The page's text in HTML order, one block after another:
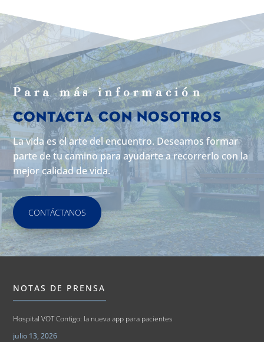
Para más información
Contacta con Nosotros
La vida es el arte del encuentro. Deseamos formar
parte de tu camino para ayudarte a recorrerlo con la
mejor calidad de vida.
CONTÁCTANOS
NOTAS DE PRENSA
Hospital VOT Contigo: la nueva app para pacientes
julio 13, 2026